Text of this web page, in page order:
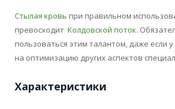
Стылая кровь при правильном
превосходит Колдовской поток.
пользоваться этим талантом, даже если
на оптимизацию других аспектов
Характеристики